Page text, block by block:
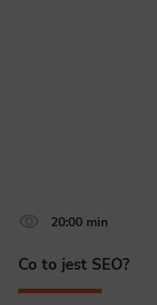
20:00 min
Co to jest SEO?